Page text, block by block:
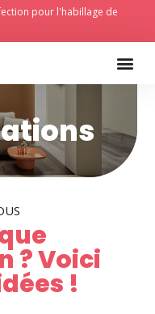
pour l'habillage de
? Voici
!